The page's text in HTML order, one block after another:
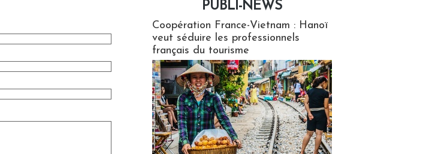
PUBLI-NEWS
Coopération France-Vietnam : Hanoï
veut séduire les professionnels
français du tourisme